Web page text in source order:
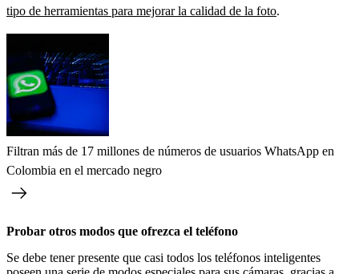
tipo de herramientas para mejorar la calidad de la foto.
Filtran más de 17 millones de números de usuarios WhatsApp en
Colombia en el mercado negro
Probar otros modos que ofrezca el teléfono
Se debe tener presente que casi todos los teléfonos inteligentes